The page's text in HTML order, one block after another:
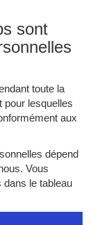
sont
toute la
pour lesquelles
aux
dépend
Vous
dans le tableau